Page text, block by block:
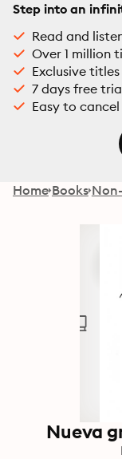
Step into an
Read and
Over 1 million
Exclusive
7 days free
Easy to
Home Books
Nueva